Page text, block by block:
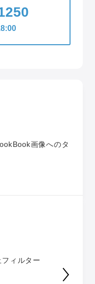
画像へのタ
フィルター